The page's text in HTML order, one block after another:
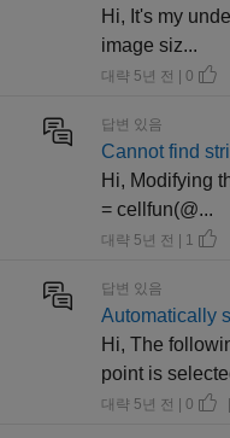
Hi, It's my
image siz...
대략 5년 전 | 0
답변 있음
Cannot find
Hi, Modifying
= cellfun(@...
대략 5년 전 | 1
답변 있음
Automatically
Hi, The
point is
대략 5년 전 | 0